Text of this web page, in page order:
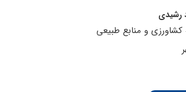
رشیدی
کشاورزی و منابع طبیعی